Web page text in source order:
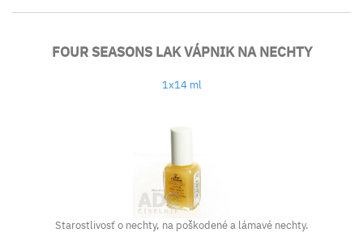
FOUR SEASONS LAK VÁPNIK NA NECHTY
1x14 ml
Starostlivosť o nechty, na poškodené a lámavé nechty.